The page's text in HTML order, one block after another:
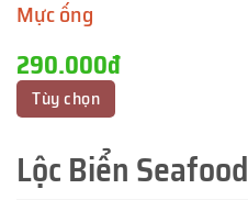
Mực ống
290.000đ
Tùy chọn
Lộc Biển Seafood